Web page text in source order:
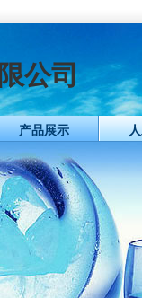
公司
产品展示